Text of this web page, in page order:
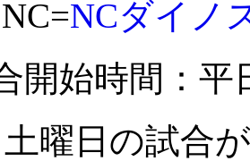
NCダイノ
開始時間：
曜日の試合